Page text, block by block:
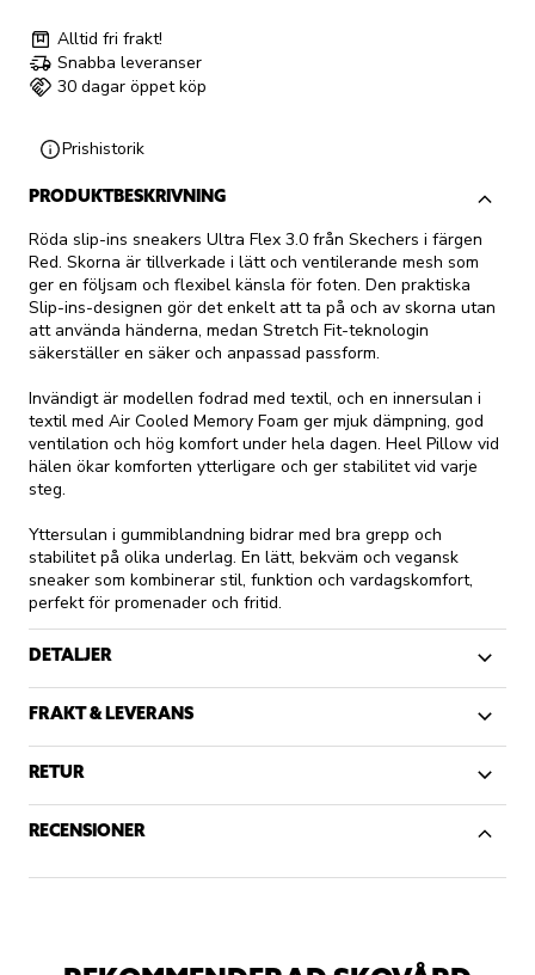
Alltid fri frakt!
Snabba leveranser
30 dagar öppet köp
Prishistorik
PRODUKTBESKRIVNING
Röda slip-ins sneakers Ultra Flex 3.0 från Skechers i färgen
Red. Skorna är tillverkade i lätt och ventilerande mesh som
ger en följsam och flexibel känsla för foten. Den praktiska
Slip-ins-designen gör det enkelt att ta på och av skorna utan
att använda händerna, medan Stretch Fit-teknologin
säkerställer en säker och anpassad passform.
Invändigt är modellen fodrad med textil, och en innersulan i
textil med Air Cooled Memory Foam ger mjuk dämpning, god
ventilation och hög komfort under hela dagen. Heel Pillow vid
hälen ökar komforten ytterligare och ger stabilitet vid varje
steg.
Yttersulan i gummiblandning bidrar med bra grepp och
stabilitet på olika underlag. En lätt, bekväm och vegansk
sneaker som kombinerar stil, funktion och vardagskomfort,
perfekt för promenader och fritid.
DETALJER
FRAKT & LEVERANS
RETUR
RECENSIONER